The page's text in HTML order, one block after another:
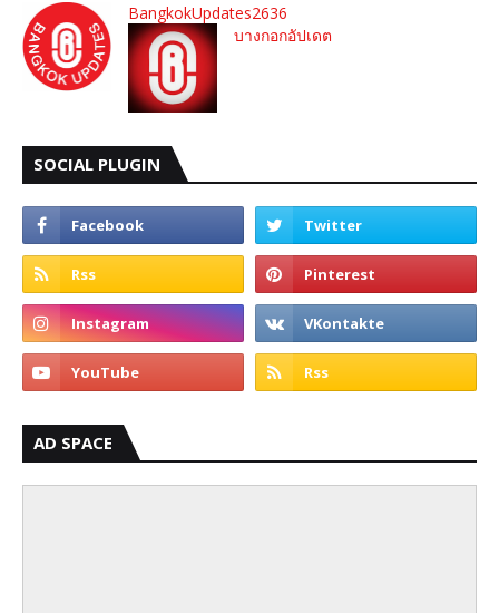
BangkokUpdates2636
บางกอกอัปเดต
SOCIAL PLUGIN
AD SPACE